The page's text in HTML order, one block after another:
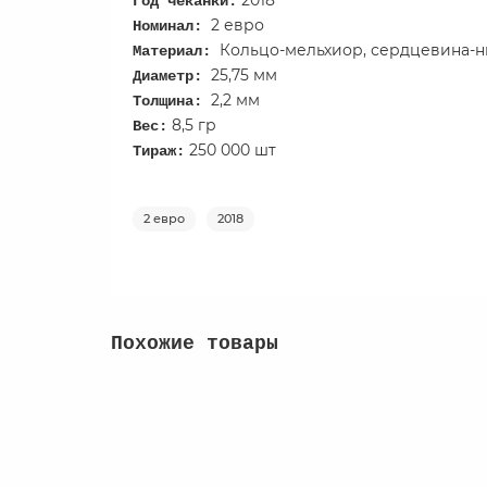
Номинал: 2 евро
Материал: Кольцо-мельхиор, сердцевина-
Диаметр: 25,75 мм
Толщина: 2,2 мм
Вес: 8,5 гр
Тираж: 250 000 шт
2 евро 2018
Похожие товары